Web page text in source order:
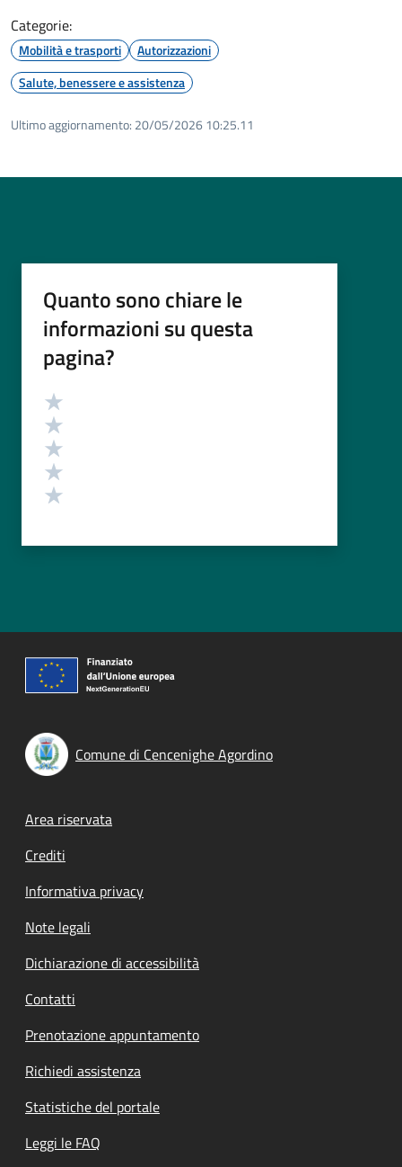
Categorie:
Mobilità e trasporti
Autorizzazioni
Salute, benessere e assistenza
Ultimo aggiornamento: 20/05/2026 10:25.11
Quanto sono chiare le
informazioni su questa
pagina?
Valutazione
Comune di Cencenighe Agordino
Footer menu
Area riservata
Crediti
Informativa privacy
Note legali
Dichiarazione di accessibilità
Contatti
Prenotazione appuntamento
Richiedi assistenza
Statistiche del portale
Leggi le FAQ